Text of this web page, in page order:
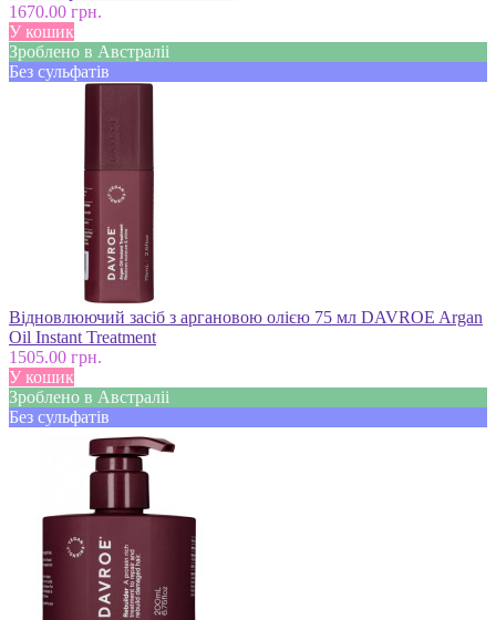
1670.00 грн.
У кошик
Зроблено в Австраліі
Без сульфатів
Відновлюючий засіб з аргановою олією 75 мл DAVROE Argan
Oil Instant Treatment
1505.00 грн.
У кошик
Зроблено в Австраліі
Без сульфатів